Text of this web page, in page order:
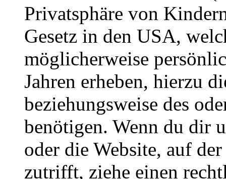
Privatsphäre von
Gesetz in den USA,
möglicherweise
Jahren erheben, hierzu
beziehungsweise des
benötigen. Wenn du dir
oder die Website, auf
zutrifft, ziehe einen